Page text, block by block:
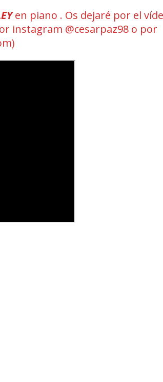
en piano . Os dejaré por el
instagram @cesarpaz98 o por